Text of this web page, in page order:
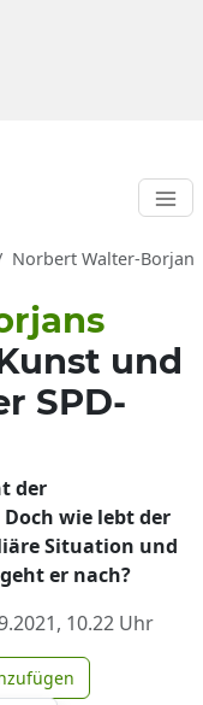
Norbert Walter-
und
SPD-
der
wie lebt der
Situation und
er nach?
10.22 Uhr
zu Google